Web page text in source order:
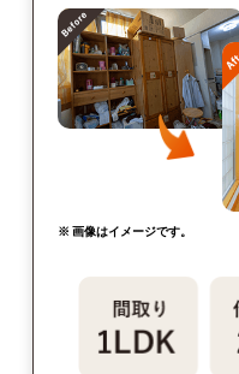
※ 画像はイメージです。